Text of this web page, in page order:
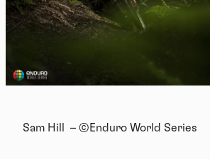
Sam Hill – ©Enduro World Series